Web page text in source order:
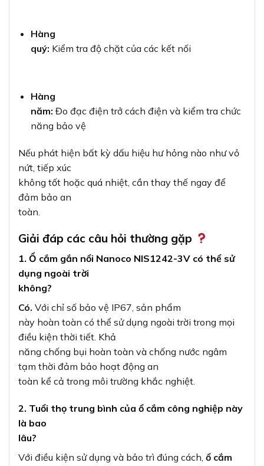
Hàng
quý: Kiểm tra độ chặt của các kết nối
Hàng
năm: Đo đạc điện trở cách điện và kiểm tra chức
năng bảo vệ
Nếu phát hiện bất kỳ dấu hiệu hư hỏng nào như vỏ
nứt, tiếp xúc
không tốt hoặc quá nhiệt, cần thay thế ngay để
đảm bảo an
toàn.
Giải đáp các câu hỏi thường gặp
1. Ổ cắm gắn nổi Nanoco NIS1242-3V có thể sử
dụng ngoài trời
không?
Có. Với chỉ số bảo vệ IP67, sản phẩm
này hoàn toàn có thể sử dụng ngoài trời trong mọi
điều kiện thời tiết. Khả
năng chống bụi hoàn toàn và chống nước ngâm
tạm thời đảm bảo hoạt động an
toàn kể cả trong môi trường khắc nghiệt.
2. Tuổi thọ trung bình của ổ cắm công nghiệp này
là bao
lâu?
Với điều kiện sử dụng và bảo trì đúng cách, ổ cắm